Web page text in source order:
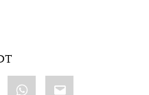
WhatsApp
Email